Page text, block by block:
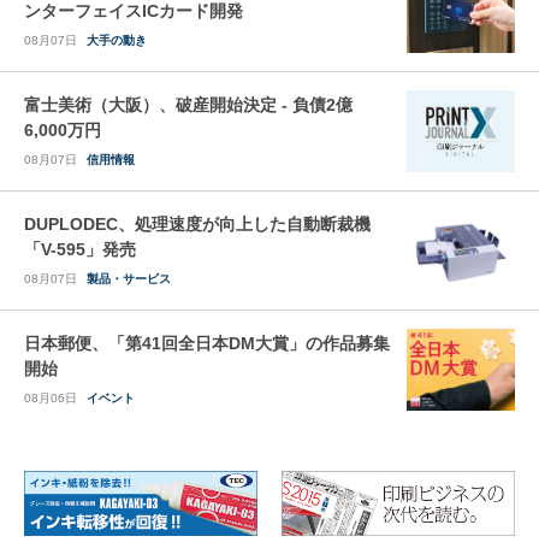
ンターフェイスICカード開発
08月07日 大手の動き
富士美術（大阪）、破産開始決定 - 負債2億
6,000万円
08月07日 信用情報
DUPLODEC、処理速度が向上した自動断裁機
「V-595」発売
08月07日 製品・サービス
日本郵便、「第41回全日本DM大賞」の作品募集
開始
08月06日 イベント